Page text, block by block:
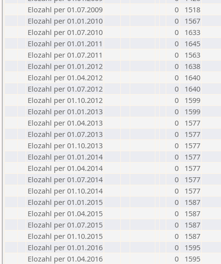
Elozahl per 01.07.2009
0
1518
Elozahl per 01.01.2010
0
1567
Elozahl per 01.07.2010
0
1633
Elozahl per 01.01.2011
0
1645
Elozahl per 01.07.2011
0
1563
Elozahl per 01.01.2012
0
1638
Elozahl per 01.04.2012
0
1640
Elozahl per 01.07.2012
0
1640
Elozahl per 01.10.2012
0
1599
Elozahl per 01.01.2013
0
1599
Elozahl per 01.04.2013
0
1577
Elozahl per 01.07.2013
0
1577
Elozahl per 01.10.2013
0
1577
Elozahl per 01.01.2014
0
1577
Elozahl per 01.04.2014
0
1577
Elozahl per 01.07.2014
0
1577
Elozahl per 01.10.2014
0
1577
Elozahl per 01.01.2015
0
1587
Elozahl per 01.04.2015
0
1587
Elozahl per 01.07.2015
0
1587
Elozahl per 01.10.2015
0
1587
Elozahl per 01.01.2016
0
1595
Elozahl per 01.04.2016
0
1595